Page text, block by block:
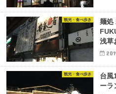
観光・食べ歩き
麺処
浅草
観光・食べ歩き
台風
ーラ